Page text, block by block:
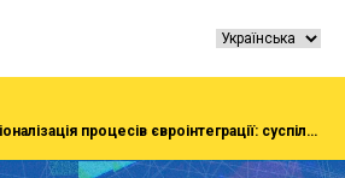
Конференція «Інституціоналізація процесів євроінтеграції: суспільство, економіка, адміністрування»